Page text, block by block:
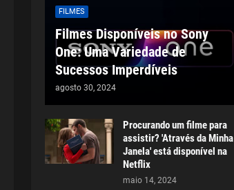
FILMES
Filmes Disponíveis no Sony
One: Uma Variedade de
Sucessos Imperdíveis
agosto 30, 2024
Procurando um filme para
assistir? 'Através da Minha
Janela' está disponível na
Netflix
maio 14, 2024